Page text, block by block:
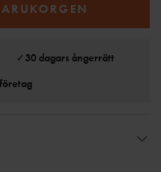
✓30 dagars ångerrätt